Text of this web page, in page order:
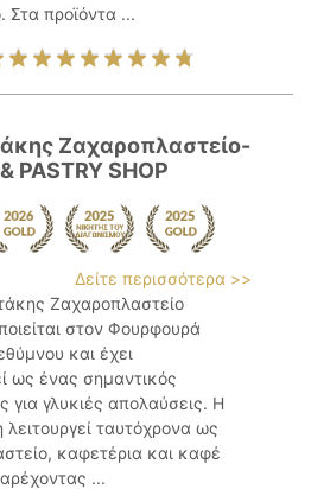
Στα προϊόντα ...
Ζαχαροπλαστείο-
PASTRY SHOP
Δείτε περισσότερα >>
Ζαχαροπλαστείο
στον Φουρφουρά
και έχει
ως ένας σημαντικός
για γλυκιές απολαύσεις. Η
λειτουργεί ταυτόχρονα ως
καφετέρια και καφέ
...